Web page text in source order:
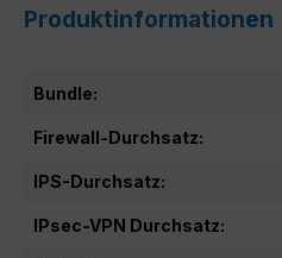
Produktinformationen
Bundle:
Firewall-Durchsatz:
IPS-Durchsatz:
IPsec-VPN Durchsatz: